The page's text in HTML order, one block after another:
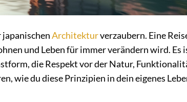
japanischenArchitekturverzaubern. Eine
und Leben für immer verändern wird. Es
die Respekt vor der Natur,
wie du diese Prinzipien in dein eigenes